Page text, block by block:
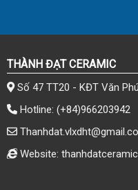
THÀNH ĐẠT CERAMIC
Số 47 TT20 - KĐT Văn
Hotline: (+84)966203942
Website: